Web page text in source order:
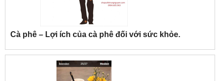
Cà phê – Lợi ích của cà phê đối với sức khỏe.